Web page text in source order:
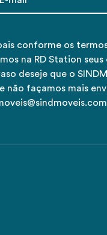
conforme os
na RD Station
deseje que o
não façamos mais